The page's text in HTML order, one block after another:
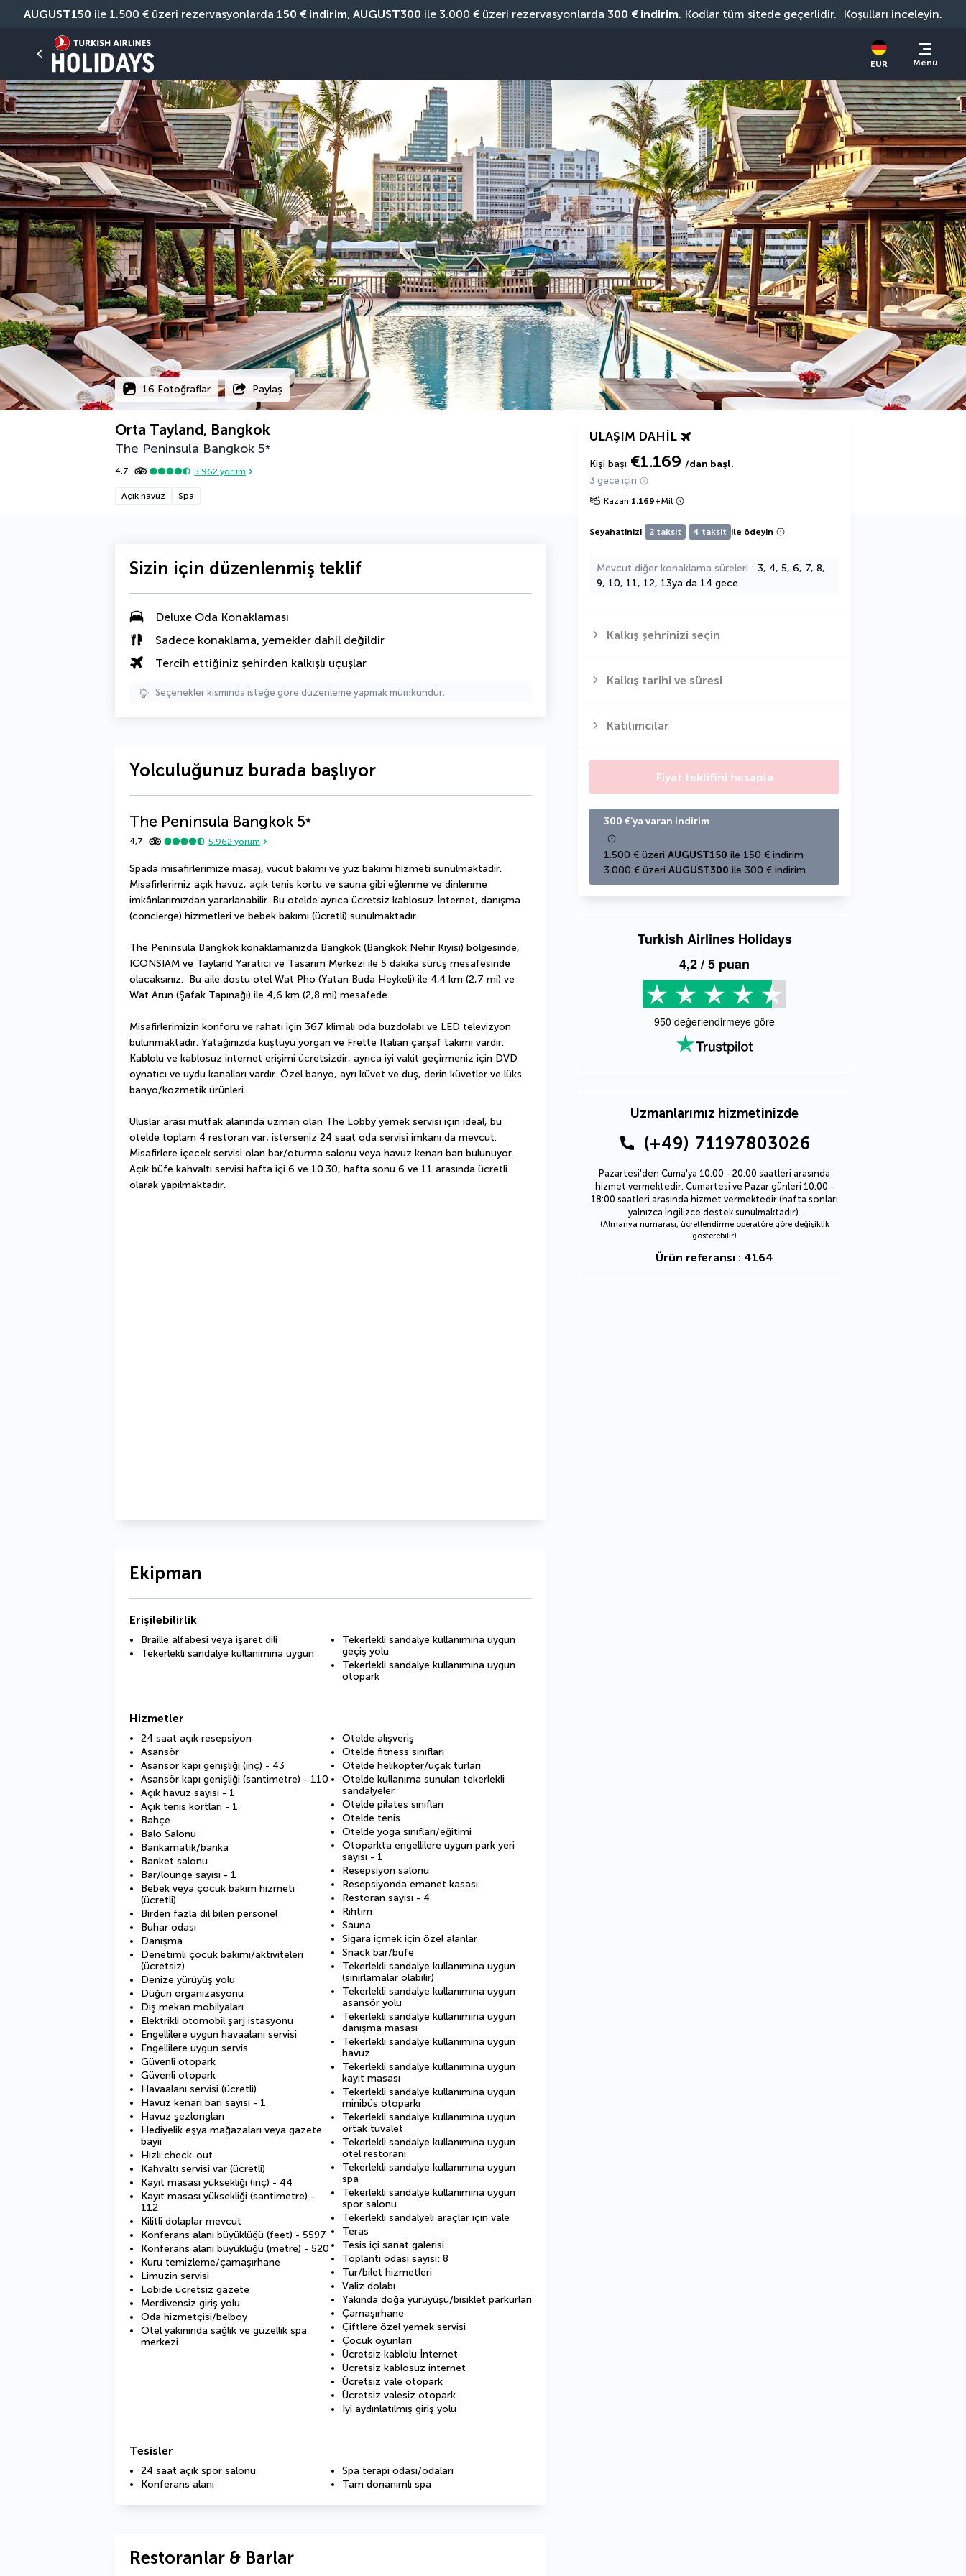
AUGUST150 ile 1.500 € üzeri rezervasyonlarda 150 € indirim, AUGUST300 ile 3.000 € üzeri rezervasyonlarda 300 € indirim. Kodlar tüm sitede geçerlidir. Koşulları inceleyin.
EUR Menü
16 Fotoğraflar Paylaş
Orta Tayland, Bangkok
The Peninsula Bangkok 5*
4,7 5.962 yorum
Açık havuz Spa
ULAŞIM DAHIL
Kişi başı €1.169 /dan başl.
3 gece için
Kazan 1.169+Mil
Seyahatinizi 2 taksit 4 taksit ile ödeyin
Mevcut diğer konaklama süreleri
3, 4, 5, 6, 7, 8,
9, 10, 11, 12, 13ya da 14 gece
Kalkış şehrinizi seçin
Kalkış tarihi ve süresi
Katılımcılar
Fiyat teklifini hesapla
300 €’ya varan indirim
1.500 € üzeri AUGUST150 ile 150 € indirim
3.000 € üzeri AUGUST300 ile 300 € indirim
Turkish Airlines Holidays
4,2/ 5 puan
950 değerlendirmeye göre
Uzmanlarımız hizmetinizde
(+49) 71197803026
Pazartesi'den Cuma'ya 10:00 - 20:00 saatleri arasında
hizmet vermektedir. Cumartesi ve Pazar günleri 10:00 -
18:00 saatleri arasında hizmet vermektedir (hafta sonları
yalnızca İngilizce destek sunulmaktadır).
(Almanya numarası, ücretlendirme operatöre göre değişiklik
gösterebilir)
Ürün referansı : 4164
Sizin için düzenlenmiş teklif
Deluxe Oda Konaklaması
Sadece konaklama, yemekler dahil değildir
Tercih ettiğiniz şehirden kalkışlı uçuşlar
Seçenekler kısmında isteğe göre düzenleme yapmak mümkündür.
Yolculuğunuz burada başlıyor
The Peninsula Bangkok 5*
4,7 5.962 yorum
Spada misafirlerimize masaj, vücut bakımı ve yüz bakımı hizmeti sunulmaktadır.
Misafirlerimiz açık havuz, açık tenis kortu ve sauna gibi eğlenme ve dinlenme
imkânlarımızdan yararlanabilir. Bu otelde ayrıca ücretsiz kablosuz İnternet, danışma
(concierge) hizmetleri ve bebek bakımı (ücretli) sunulmaktadır.
The Peninsula Bangkok konaklamanızda Bangkok (Bangkok Nehir Kıyısı) bölgesinde,
ICONSIAM ve Tayland Yaratıcı ve Tasarım Merkezi ile 5 dakika sürüş mesafesinde
olacaksınız.  Bu aile dostu otel Wat Pho (Yatan Buda Heykeli) ile 4,4 km (2,7 mi) ve
Wat Arun (Şafak Tapınağı) ile 4,6 km (2,8 mi) mesafede.
Misafirlerimizin konforu ve rahatı için 367 klimalı oda buzdolabı ve LED televizyon
bulunmaktadır. Yatağınızda kuştüyü yorgan ve Frette Italian çarşaf takımı vardır.
Kablolu ve kablosuz internet erişimi ücretsizdir, ayrıca iyi vakit geçirmeniz için DVD
oynatıcı ve uydu kanalları vardır. Özel banyo, ayrı küvet ve duş, derin küvetler ve lüks
banyo/kozmetik ürünleri.
Uluslar arası mutfak alanında uzman olan The Lobby yemek servisi için ideal, bu
otelde toplam 4 restoran var; isterseniz 24 saat oda servisi imkanı da mevcut.
Misafirlere içecek servisi olan bar/oturma salonu veya havuz kenarı barı bulunuyor.
Açık büfe kahvaltı servisi hafta içi 6 ve 10.30, hafta sonu 6 ve 11 arasında ücretli
olarak yapılmaktadır.
Ekipman
Erişilebilirlik
Braille alfabesi veya işaret dili
Tekerlekli sandalye kullanımına uygun
Tekerlekli sandalye kullanımına uygun
geçiş yolu
Tekerlekli sandalye kullanımına uygun
otopark
Hizmetler
24 saat açık resepsiyon
Asansör
Asansör kapı genişliği (inç) - 43
Asansör kapı genişliği (santimetre) - 110
Açık havuz sayısı - 1
Açık tenis kortları - 1
Bahçe
Balo Salonu
Bankamatik/banka
Banket salonu
Bar/lounge sayısı - 1
Bebek veya çocuk bakım hizmeti
(ücretli)
Birden fazla dil bilen personel
Buhar odası
Danışma
Denetimli çocuk bakımı/aktiviteleri
(ücretsiz)
Denize yürüyüş yolu
Düğün organizasyonu
Dış mekan mobilyaları
Elektrikli otomobil şarj istasyonu
Engellilere uygun havaalanı servisi
Engellilere uygun servis
Güvenli otopark
Güvenli otopark
Havaalanı servisi (ücretli)
Havuz kenarı barı sayısı - 1
Havuz şezlongları
Hediyelik eşya mağazaları veya gazete
bayii
Hızlı check-out
Kahvaltı servisi var (ücretli)
Kayıt masası yüksekliği (inç) - 44
Kayıt masası yüksekliği (santimetre) -
112
Kilitli dolaplar mevcut
Konferans alanı büyüklüğü (feet) - 5597
Konferans alanı büyüklüğü (metre) - 520
Kuru temizleme/çamaşırhane
Limuzin servisi
Lobide ücretsiz gazete
Merdivensiz giriş yolu
Oda hizmetçisi/belboy
Otel yakınında sağlık ve güzellik spa
merkezi
Otelde alışveriş
Otelde fitness sınıfları
Otelde helikopter/uçak turları
Otelde kullanıma sunulan tekerlekli
sandalyeler
Otelde pilates sınıfları
Otelde tenis
Otelde yoga sınıfları/eğitimi
Otoparkta engellilere uygun park yeri
sayısı - 1
Resepsiyon salonu
Resepsiyonda emanet kasası
Restoran sayısı - 4
Rıhtım
Sauna
Sigara içmek için özel alanlar
Snack bar/büfe
Tekerlekli sandalye kullanımına uygun
(sınırlamalar olabilir)
Tekerlekli sandalye kullanımına uygun
asansör yolu
Tekerlekli sandalye kullanımına uygun
danışma masası
Tekerlekli sandalye kullanımına uygun
havuz
Tekerlekli sandalye kullanımına uygun
kayıt masası
Tekerlekli sandalye kullanımına uygun
minibüs otoparkı
Tekerlekli sandalye kullanımına uygun
ortak tuvalet
Tekerlekli sandalye kullanımına uygun
otel restoranı
Tekerlekli sandalye kullanımına uygun
spa
Tekerlekli sandalye kullanımına uygun
spor salonu
Tekerlekli sandalyeli araçlar için vale
Teras
Tesis içi sanat galerisi
Toplantı odası sayısı: 8
Tur/bilet hizmetleri
Valiz dolabı
Yakında doğa yürüyüşü/bisiklet parkurları
Çamaşırhane
Çiftlere özel yemek servisi
Çocuk oyunları
Ücretsiz kablolu İnternet
Ücretsiz kablosuz internet
Ücretsiz vale otopark
Ücretsiz valesiz otopark
İyi aydınlatılmış giriş yolu
Tesisler
24 saat açık spor salonu
Konferans alanı
Spa terapi odası/odaları
Tam donanımlı spa
Restoranlar & Barlar